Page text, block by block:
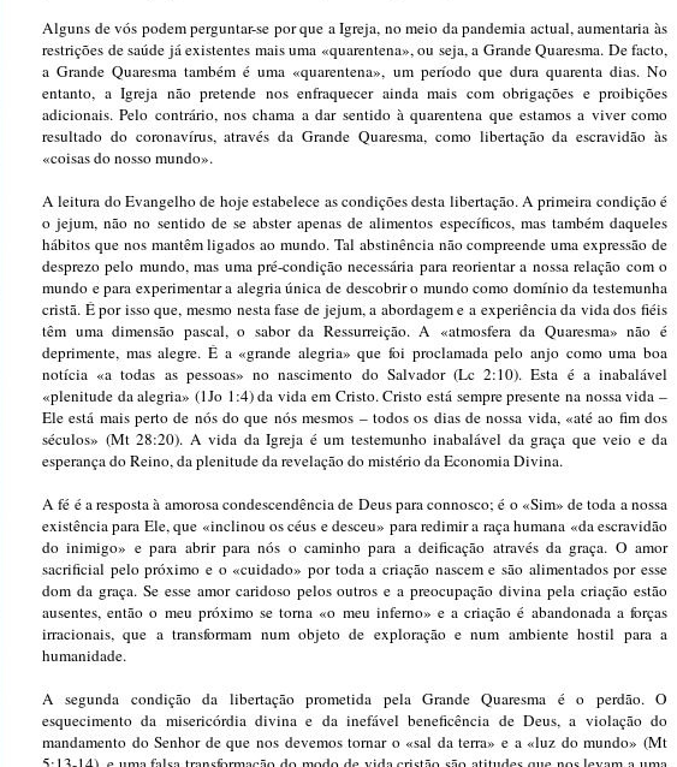
Alguns de vós podem perguntar-se por que a Igreja, no meio da pandemia actual, aumentaria às
restrições de saúde já existentes mais uma «quarentena», ou seja, a Grande Quaresma. De facto,
a Grande Quaresma também é uma «quarentena», um período que dura quarenta dias. No
entanto, a Igreja não pretende nos enfraquecer ainda mais com obrigações e proibições
adicionais. Pelo contrário, nos chama a dar sentido à quarentena que estamos a viver como
resultado do coronavírus, através da Grande Quaresma, como libertação da escravidão às
«coisas do nosso mundo».
A leitura do Evangelho de hoje estabelece as condições desta libertação. A primeira condição é
o jejum, não no sentido de se abster apenas de alimentos específicos, mas também daqueles
hábitos que nos mantêm ligados ao mundo. Tal abstinência não compreende uma expressão de
desprezo pelo mundo, mas uma pré-condição necessária para reorientar a nossa relação com o
mundo e para experimentar a alegria única de descobrir o mundo como domínio da testemunha
cristã. É por isso que, mesmo nesta fase de jejum, a abordagem e a experiência da vida dos fiéis
têm uma dimensão pascal, o sabor da Ressurreição. A «atmosfera da Quaresma» não é
deprimente, mas alegre. É a «grande alegria» que foi proclamada pelo anjo como uma boa
notícia «a todas as pessoas» no nascimento do Salvador (Lc 2:10). Esta é a inabalável
«plenitude da alegria» (1Jo 1:4) da vida em Cristo. Cristo está sempre presente na nossa vida –
Ele está mais perto de nós do que nós mesmos – todos os dias de nossa vida, «até ao fim dos
séculos» (Mt 28:20). A vida da Igreja é um testemunho inabalável da graça que veio e da
esperança do Reino, da plenitude da revelação do mistério da Economia Divina.
A fé é a resposta à amorosa condescendência de Deus para connosco; é o «Sim» de toda a nossa
existência para Ele, que «inclinou os céus e desceu» para redimir a raça humana «da escravidão
do inimigo» e para abrir para nós o caminho para a deificação através da graça. O amor
sacrificial pelo próximo e o «cuidado» por toda a criação nascem e são alimentados por esse
dom da graça. Se esse amor caridoso pelos outros e a preocupação divina pela criação estão
ausentes, então o meu próximo se torna «o meu inferno» e a criação é abandonada a forças
irracionais, que a transformam num objeto de exploração e num ambiente hostil para a
humanidade.
A segunda condição da libertação prometida pela Grande Quaresma é o perdão. O
esquecimento da misericórdia divina e da inefável beneficência de Deus, a violação do
mandamento do Senhor de que nos devemos tornar o «sal da terra» e a «luz do mundo» (Mt